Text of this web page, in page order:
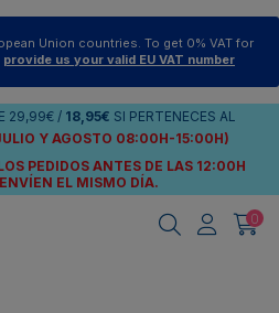
Union countries. To get 0% VAT for
provide us your valid EU VAT number
29,99€ / 18,95€ SI PERTENECES AL
Y AGOSTO 08:00H-15:00H)
PEDIDOS ANTES DE LAS 12:00H
EL MISMO DÍA.
0